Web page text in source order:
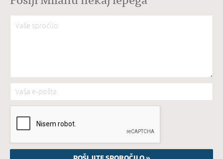
Vaše spročilo*
Vaša e-pošta*